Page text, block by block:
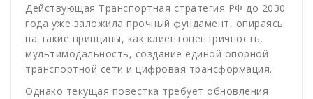
Действующая Транспортная стратегия РФ до 2030
года уже заложила прочный фундамент, опираясь
на такие принципы, как клиентоцентричность,
мультимодальность, создание единой опорной
транспортной сети и цифровая трансформация.
Однако текущая повестка требует обновления